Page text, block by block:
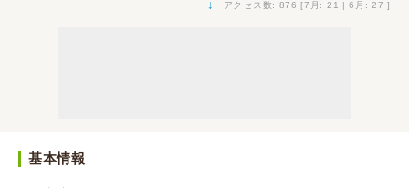
↓ アクセス数: 876 [7月: 21 | 6月: 27 ]
基本情報